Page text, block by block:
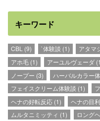
キーワード
CBL (9) `体験談 (1) アタマ
アホ毛 (1) アーユルヴェーダ
ノープー (3) ハーバルカラー
フェイスクリーム体験談 (1)
ヘナの好転反応 (1) ヘナの目
ムルタニミッティ (1) ロング